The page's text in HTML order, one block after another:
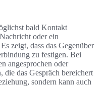
bald Kontakt
oder ein
zeigt, dass das Gegenüber
zu festigen. Bei
angesprochen oder
die das Gespräch bereichert
sondern kann auch